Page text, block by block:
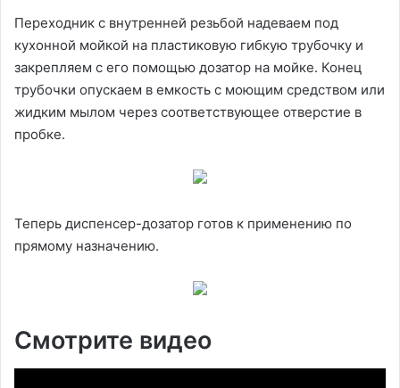
Переходник с внутренней резьбой надеваем под
кухонной мойкой на пластиковую гибкую трубочку и
закрепляем с его помощью дозатор на мойке. Конец
трубочки опускаем в емкость с моющим средством или
жидким мылом через соответствующее отверстие в
пробке.
Теперь диспенсер-дозатор готов к применению по
прямому назначению.
Смотрите видео